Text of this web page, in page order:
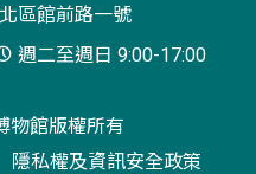
區館前路一號
週二至週日 9:00-17:00
物館版權所有
隱私權及資訊安全政策